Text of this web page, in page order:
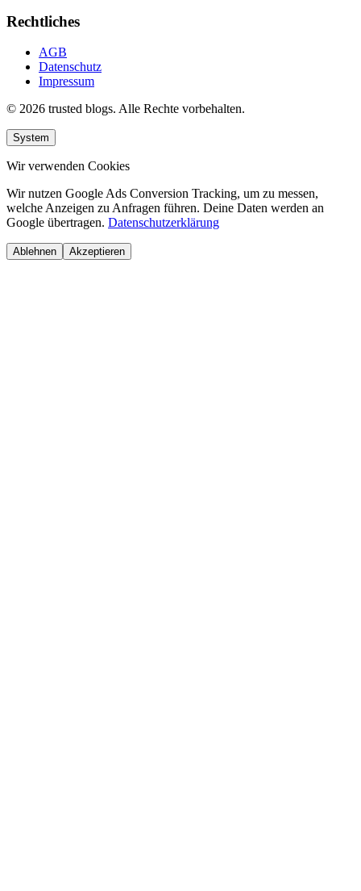
Rechtliches
AGB
Datenschutz
Impressum
© 2026 trusted blogs. Alle Rechte vorbehalten.
System
Wir verwenden Cookies
Wir nutzen Google Ads Conversion Tracking, um zu messen,
welche Anzeigen zu Anfragen führen. Deine Daten werden an
Google übertragen. Datenschutzerklärung
Ablehnen Akzeptieren